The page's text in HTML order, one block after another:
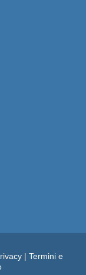
| Termini e